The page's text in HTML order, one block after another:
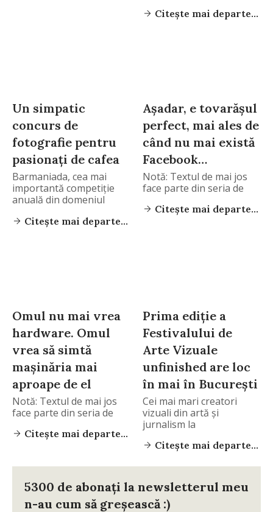
Citește mai departe...
Un simpatic
concurs de
fotografie pentru
pasionați de cafea
Barmaniada, cea mai
importantă competiţie
anuală din domeniul
debutează
Citește mai departe...
Așadar, e tovarășul
perfect, mai ales de
când nu mai există
Facebook…
Notă: Textul de mai jos
face parte din seria de
Citește mai departe...
Omul nu mai vrea
hardware. Omul
vrea să simtă
mașinăria mai
aproape de el
Notă: Textul de mai jos
face parte din seria de
Citește mai departe...
Prima ediție a
Festivalului de
Arte Vizuale
unfinished are loc
în mai în București
Cei mai mari creatori
vizuali din artă și
jurnalism la
Citește mai departe...
5300 de abonați la newsletterul meu
n-au cum să greșească :)